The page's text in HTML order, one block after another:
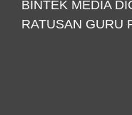
BINTEK MEDIA
RATUSAN GURU